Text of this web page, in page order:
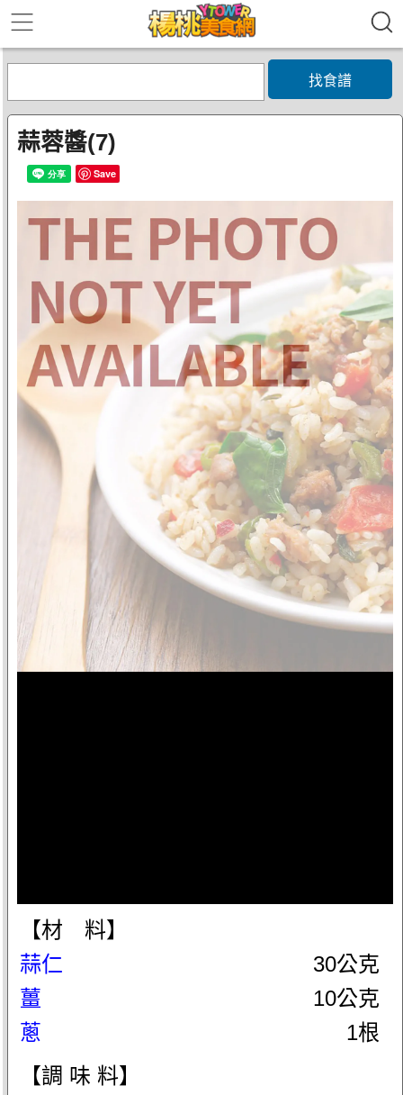
找食譜
蒜蓉醬(7)
Save
【材 料】
蒜仁
30公克
薑
10公克
蔥
1根
【調 味 料】